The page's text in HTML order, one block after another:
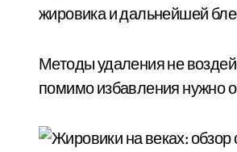
жировика и дальнейшей
Методы удаления не
помимо избавления нужно